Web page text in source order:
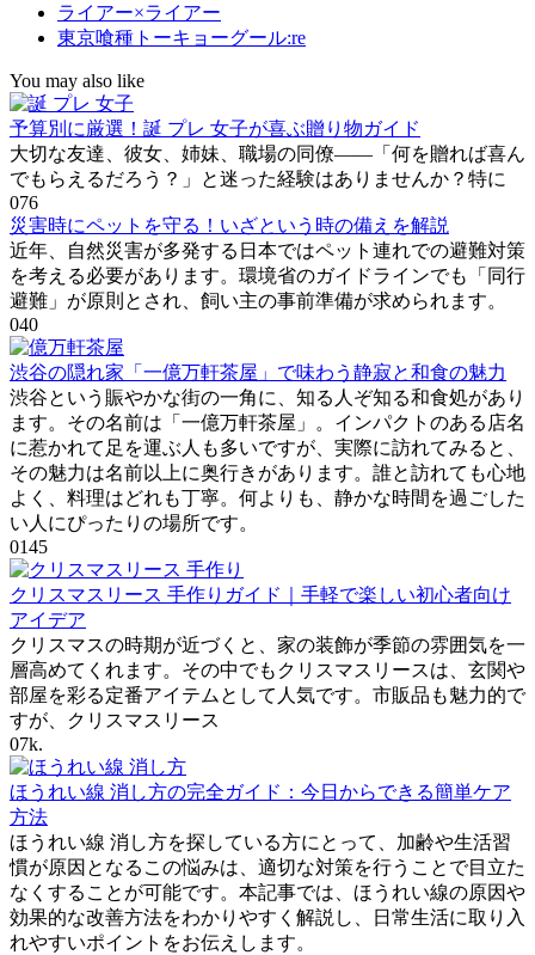
ライアー×ライアー
東京喰種トーキョーグール:re
You may also like
予算別に厳選！誕 プレ 女子が喜ぶ贈り物ガイド
大切な友達、彼女、姉妹、職場の同僚――「何を贈れば喜ん
でもらえるだろう？」と迷った経験はありませんか？特に
076
災害時にペットを守る！いざという時の備えを解説
近年、自然災害が多発する日本ではペット連れでの避難対策
を考える必要があります。環境省のガイドラインでも「同行
避難」が原則とされ、飼い主の事前準備が求められます。
040
渋谷の隠れ家「一億万軒茶屋」で味わう静寂と和食の魅力
渋谷という賑やかな街の一角に、知る人ぞ知る和食処があり
ます。その名前は「一億万軒茶屋」。インパクトのある店名
に惹かれて足を運ぶ人も多いですが、実際に訪れてみると、
その魅力は名前以上に奥行きがあります。誰と訪れても心地
よく、料理はどれも丁寧。何よりも、静かな時間を過ごした
い人にぴったりの場所です。
0145
クリスマスリース 手作りガイド｜手軽で楽しい初心者向け
アイデア
クリスマスの時期が近づくと、家の装飾が季節の雰囲気を一
層高めてくれます。その中でもクリスマスリースは、玄関や
部屋を彩る定番アイテムとして人気です。市販品も魅力的で
すが、クリスマスリース
07k.
ほうれい線 消し方の完全ガイド：今日からできる簡単ケア
方法
ほうれい線 消し方を探している方にとって、加齢や生活習
慣が原因となるこの悩みは、適切な対策を行うことで目立た
なくすることが可能です。本記事では、ほうれい線の原因や
効果的な改善方法をわかりやすく解説し、日常生活に取り入
れやすいポイントをお伝えします。